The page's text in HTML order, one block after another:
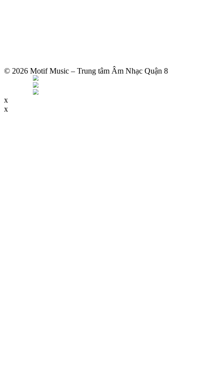
© 2026 Motif Music – Trung tâm Âm Nhạc Quận 8
x
x